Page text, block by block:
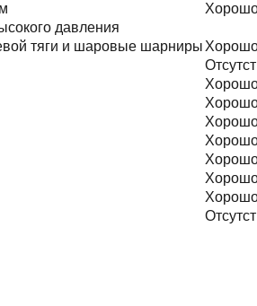
давления
тяги и шаровые шарниры